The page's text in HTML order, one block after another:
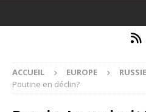
ACCUEIL EUROPE RUSSIE
Poutine en déclin?